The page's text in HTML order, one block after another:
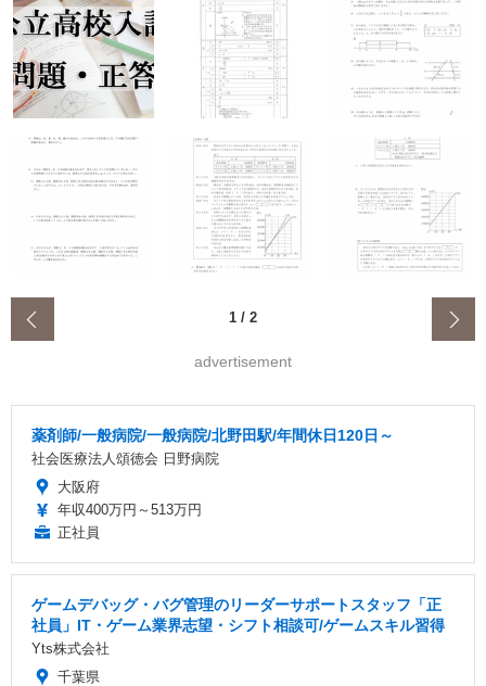
1 / 2
advertisement
薬剤師/一般病院/一般病院/北野田駅/年間休日120日～
社会医療法人頌徳会 日野病院
大阪府
年収400万円～513万円
正社員
ゲームデバッグ・バグ管理のリーダーサポートスタッフ「正
社員」IT・ゲーム業界志望・シフト相談可/ゲームスキル習得
Yts株式会社
千葉県